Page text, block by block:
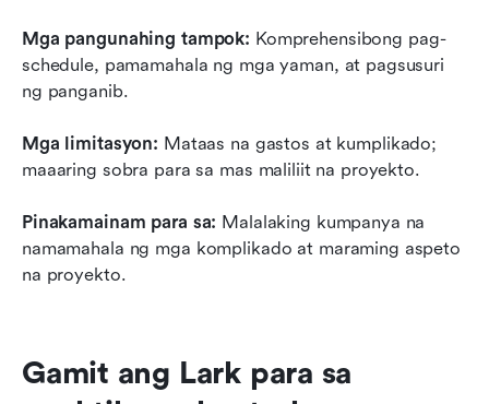
Mga pangunahing tampok: Komprehensibong pag-
schedule, pamamahala ng mga yaman, at pagsusuri
ng panganib.
Mga limitasyon: Mataas na gastos at kumplikado;
maaaring sobra para sa mas maliliit na proyekto.
Pinakamainam para sa: Malalaking kumpanya na
namamahala ng mga komplikado at maraming aspeto
na proyekto.
Gamit ang Lark para sa